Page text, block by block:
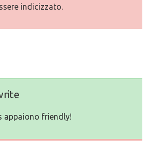
indicizzato.
appaiono friendly!